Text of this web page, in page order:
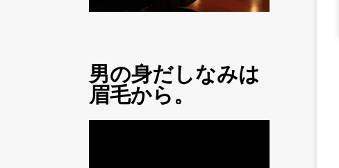
男の身だしなみは
眉毛から。